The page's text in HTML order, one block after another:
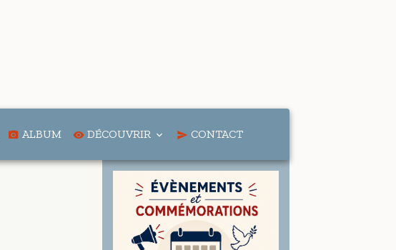
ALBUM DÉCOUVRIR CONTACT